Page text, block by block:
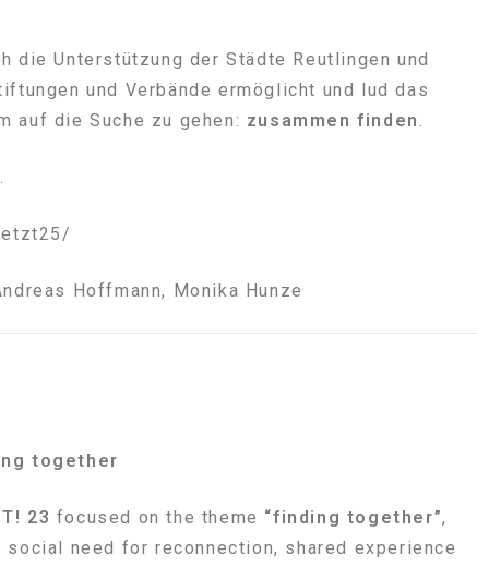
die Unterstützung der Städte Reutlingen und
und Verbände ermöglicht und lud das
auf die Suche zu gehen: zusammen finden.
Hoffmann, Monika Hunze
together
23 focused on the theme “finding together”,
need for reconnection, shared experience